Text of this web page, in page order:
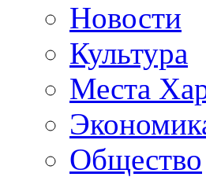
Новости
Культура
Места
Общество